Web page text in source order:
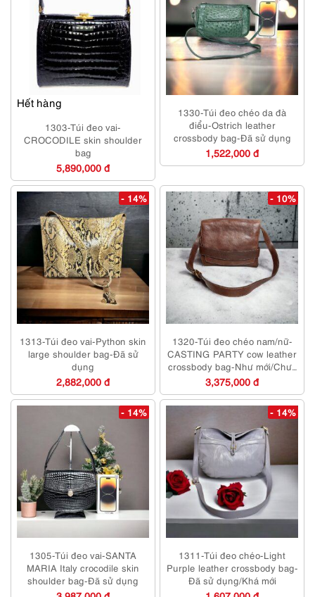
Hết hàng
1303-Túi đeo vai-
CROCODILE skin shoulder
bag
5,890,000 đ
1330-Túi đeo chéo da đà
điểu-Ostrich leather
crossbody bag-Đã sử dụng
1,522,000 đ
- 14%
1313-Túi đeo vai-Python skin
large shoulder bag-Đã sử
dụng
2,882,000 đ
- 10%
1320-Túi đeo chéo nam/nữ-
CASTING PARTY cow leather
crossbody bag-Như mới/Chưa
sử dụng
3,375,000 đ
- 14%
1305-Túi đeo vai-SANTA
MARIA Italy crocodile skin
shoulder bag-Đã sử dụng
- 14%
1311-Túi đeo chéo-Light
Purple leather crossbody bag-
Đã sử dụng/Khá mới